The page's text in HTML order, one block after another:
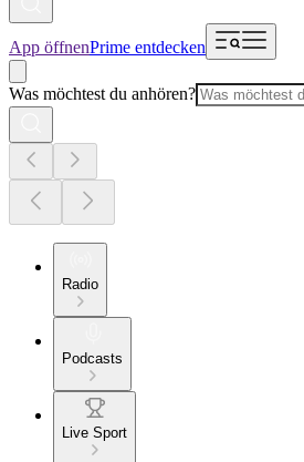
App öffnenPrime entdecken
Was möchtest du anhören?
Radio
Podcasts
Live Sport